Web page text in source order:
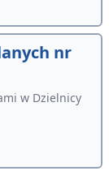
nr
w Dzielnicy